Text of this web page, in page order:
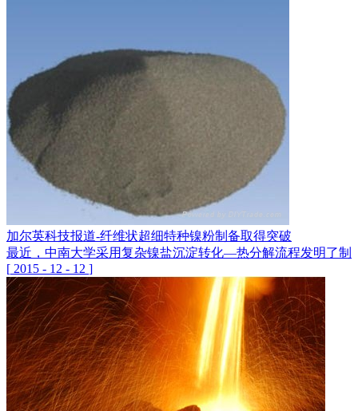
加尔英科技报道-纤维状超细特种镍粉制备取得突破
最近，中南大学采用复杂镍盐沉淀转化—热分解流程发明了
[ 2015 - 12 - 12 ]